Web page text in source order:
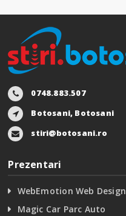
0748.883.507
Botosani, Botosani
stiri@botosani.ro
Prezentari
WebEmotion Web Design
Magic Car Parc Auto